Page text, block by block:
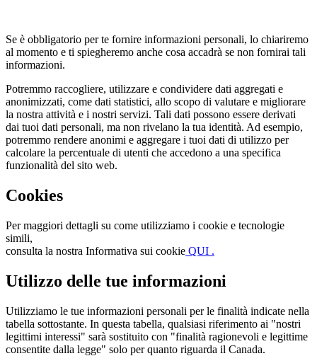
Se è obbligatorio per te fornire informazioni personali, lo chiariremo
al momento e ti spiegheremo anche cosa accadrà se non fornirai tali
informazioni.
Potremmo raccogliere, utilizzare e condividere dati aggregati e
anonimizzati, come dati statistici, allo scopo di valutare e migliorare
la nostra attività e i nostri servizi. Tali dati possono essere derivati
dai tuoi dati personali, ma non rivelano la tua identità. Ad esempio,
potremmo rendere anonimi e aggregare i tuoi dati di utilizzo per
calcolare la percentuale di utenti che accedono a una specifica
funzionalità del sito web.
Cookies
Per maggiori dettagli su come utilizziamo i cookie e tecnologie
simili,
consulta la nostra Informativa sui cookie QUI .
Utilizzo delle tue informazioni
Utilizziamo le tue informazioni personali per le finalità indicate nella
tabella sottostante. In questa tabella, qualsiasi riferimento ai "nostri
legittimi interessi" sarà sostituito con "finalità ragionevoli e legittime
consentite dalla legge" solo per quanto riguarda il Canada.